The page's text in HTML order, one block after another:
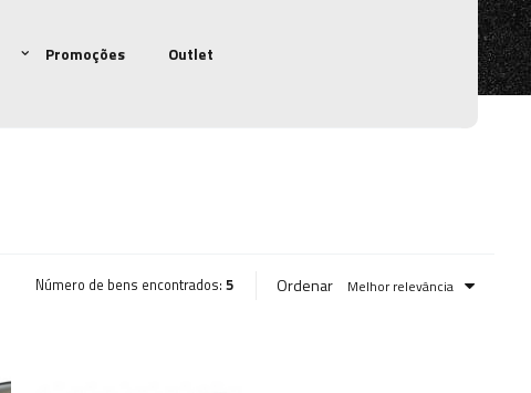
Promoções Outlet
Número de bens encontrados:5 Ordenar Melhor relevância